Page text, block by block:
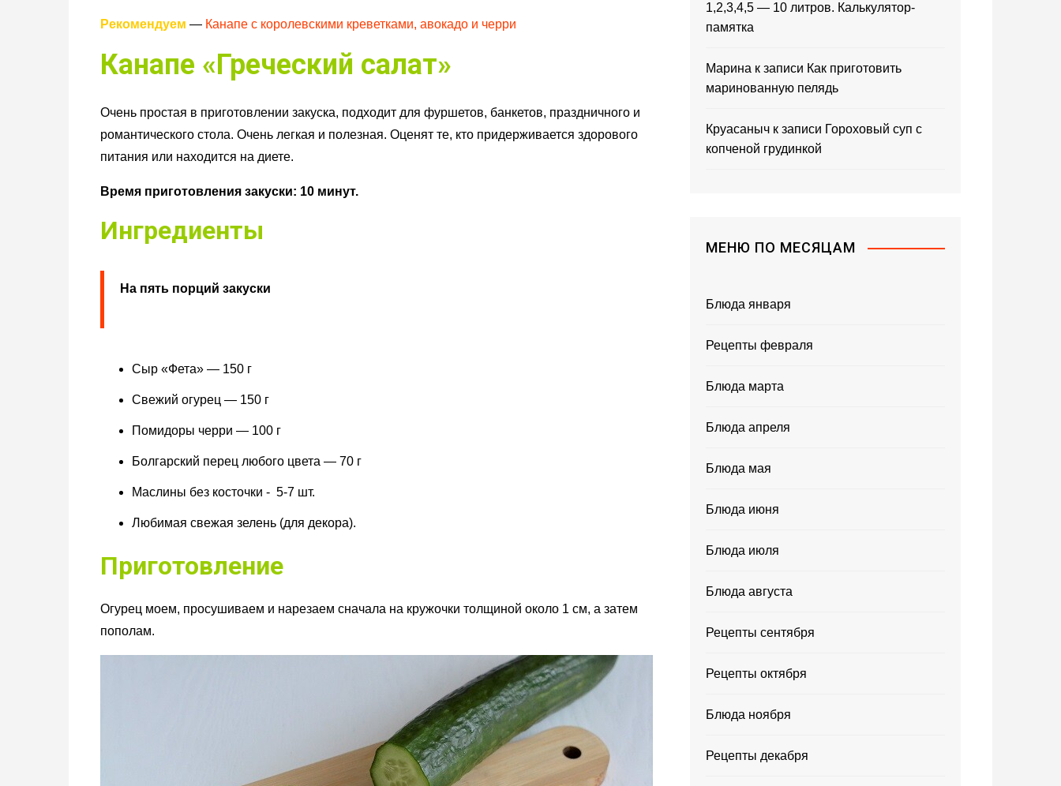
Рекомендуем — Канапе с королевскими креветками, авокадо и черри
Канапе «Греческий салат»
Очень простая в приготовлении закуска, подходит для фуршетов, банкетов, праздничного и
романтического стола. Очень легкая и полезная. Оценят те, кто придерживается здорового
питания или находится на диете.
Время приготовления закуски: 10 минут.
Ингредиенты
На пять порций закуски
Сыр «Фета» — 150 г
Свежий огурец — 150 г
Помидоры черри — 100 г
Болгарский перец любого цвета — 70 г
Маслины без косточки - 5-7 шт.
Любимая свежая зелень (для декора).
Приготовление
Огурец моем, просушиваем и нарезаем сначала на кружочки толщиной около 1 см, а затем
пополам.
1,2,3,4,5 — 10 литров. Калькулятор-
памятка
Марина к записи Как приготовить
маринованную пелядь
Круасанычк записи Гороховый суп с
копченой грудинкой
МЕНЮ ПО МЕСЯЦАМ
Блюда января
Рецепты февраля
Блюда марта
Блюда апреля
Блюда мая
Блюда июня
Блюда июля
Блюда августа
Рецепты сентября
Рецепты октября
Блюда ноября
Рецепты декабря